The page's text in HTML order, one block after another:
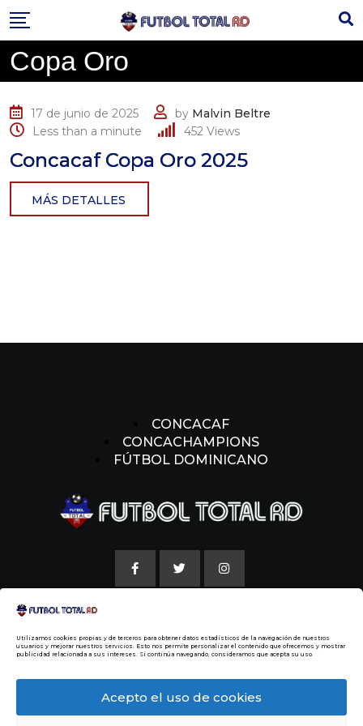
Utilizamos cookies propias y de terceros para obtener datos estadísticos de la navegación de nuestros
usuarios y mejorar nuestros servicios. Esto nos permite personalizar el contenido que ofrecemos y mostrar
publicidad relacionada a sus intereses. Si continúa navegando, consideramos que acepta su uso.
Acepto el uso de cookies
to
content
Copa Oro
17 de junio de 2025 by Malvin Beltre
Less than a minute
452 Views
Concacaf Copa Oro 2025
MÁS DETALLES
CONCACAF
CONCACHAMPIONS
FÚTBOL DOMINICANO
POLITICAS DE COOKIE